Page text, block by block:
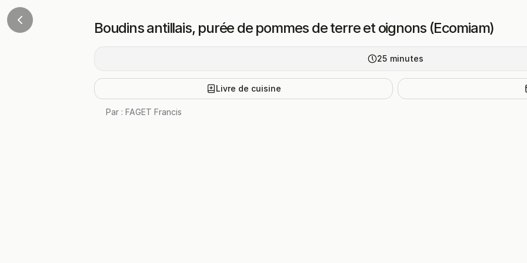
Boudins antillais, purée de pommes de terre et oignons (Ecomiam)
25 minutes
Livre de cuisine
Par : FAGET Francis